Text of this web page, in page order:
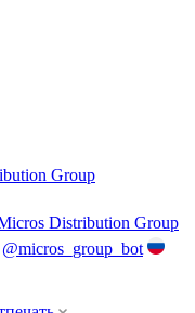
Group
Distribution Group
@micros_group_bot